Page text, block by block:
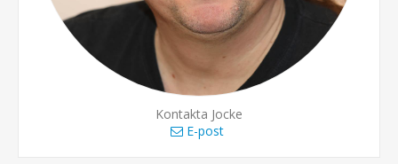
Kontakta Jocke
E-post